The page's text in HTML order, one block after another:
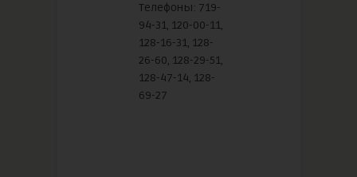
Телефоны: 719-
94-31, 120-00-11,
128-16-31, 128-
26-60, 128-29-51,
128-47-14, 128-
69-27